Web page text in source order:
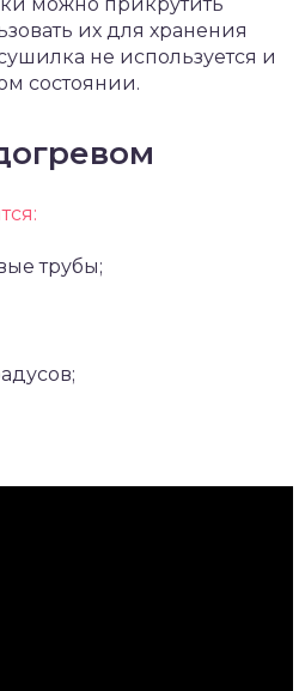
можно прикрутить
их для хранения
не используется и
состоянии.
трубы;